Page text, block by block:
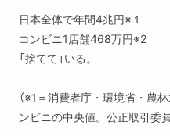
日本全体で年間4兆円※１
コンビニ1店舗468万円※2
「捨てて」いる。
（※1＝消費者庁・環境省・農
ンビニの中央値。公正取引委員